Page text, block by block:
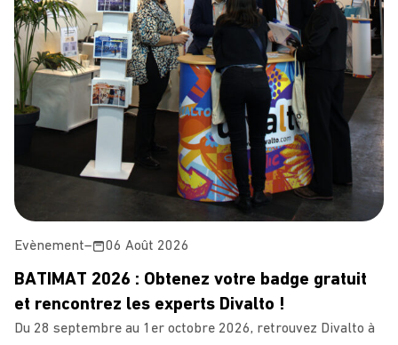
Evènement– 06 Août 2026
BATIMAT 2026 : Obtenez votre badge gratuit
et rencontrez les experts Divalto !
Du 28 septembre au 1er octobre 2026, retrouvez Divalto à